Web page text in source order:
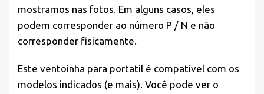
mostramos nas fotos. Em alguns casos, eles
podem corresponder ao número P / N e não
corresponder fisicamente.
Este ventoinha para portatil é compatível com os
modelos indicados (e mais). Você pode ver o